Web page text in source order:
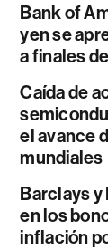
Bank of
yen se
a finales
Caída de
el avance
mundiales
Barclays y
en los
inflación